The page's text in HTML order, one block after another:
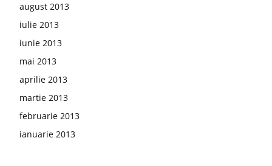
august 2013
iulie 2013
iunie 2013
mai 2013
aprilie 2013
martie 2013
februarie 2013
ianuarie 2013